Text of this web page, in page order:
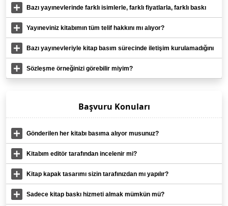
alamaz mıyım?
Bazı yayınevlerinde farklı isimlerle, farklı fiyatlarla, farklı baskı
paketleri var. Sizde tek bir sistem mi var?
Yayıneviniz kitabımın tüm telif hakkını mı alıyor?
Bazı yayınevleriyle kitap basım sürecinde iletişim kurulamadığını
duyduk?
Sözleşme örneğinizi görebilir miyim?
Başvuru Konuları
Gönderilen her kitabı basıma alıyor musunuz?
Kitabım editör tarafından incelenir mi?
Kitap kapak tasarımı sizin tarafınızdan mı yapılır?
Sadece kitap baskı hizmeti almak mümkün mü?